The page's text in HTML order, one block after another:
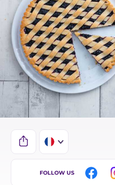
IT
FOLLOW US